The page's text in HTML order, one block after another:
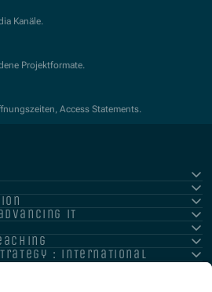
Kanäle.
Projektformate.
Access Statements.
it
: international